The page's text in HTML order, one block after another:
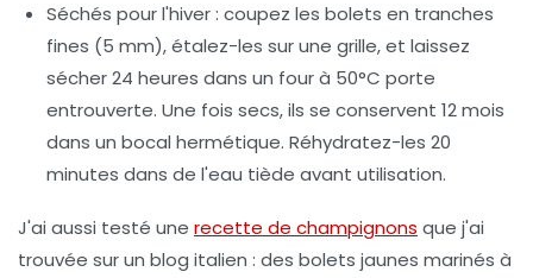
Séchés pour l'hiver: coupez les bolets en tranches
fines (5 mm), étalez-les sur une grille, et laissez
sécher 24 heures dans un four à 50°C porte
entrouverte. Une fois secs, ils se conservent 12 mois
dans un bocal hermétique. Réhydratez-les 20
minutes dans de l'eau tiède avant utilisation.
J'ai aussi testé une recette de champignons que j'ai
trouvée sur un blog italien : des bolets jaunes marinés à